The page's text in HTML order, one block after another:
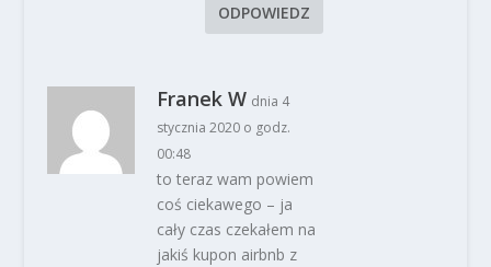
ODPOWIEDZ
Franek W dnia 4
stycznia 2020 o godz.
00:48
to teraz wam powiem
coś ciekawego – ja
cały czas czekałem na
jakiś kupon airbnb z